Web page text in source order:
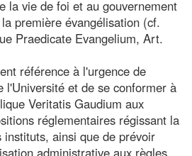
la vie de foi et au gouvernement
première évangélisation (cf.
Praedicate Evangelium, Art.
référence à l'urgence de
l'Université et de se conformer à
Veritatis Gaudium aux
réglementaires régissant la
ainsi que de prévoir
administrative aux règles